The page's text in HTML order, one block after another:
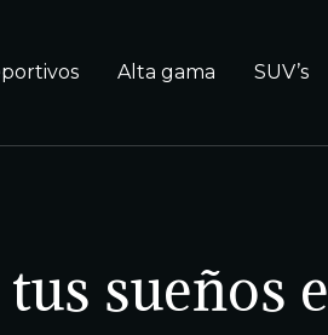
Alta gama SUV’s
sueños